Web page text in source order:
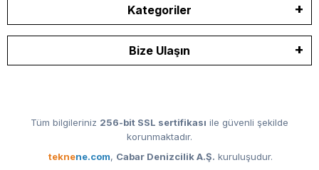
Kategoriler
Bize Ulaşın
Tüm bilgileriniz 256-bit SSL sertifikası ile güvenli şekilde
korunmaktadır.
teknene.com, Cabar Denizcilik A.Ş. kuruluşudur.